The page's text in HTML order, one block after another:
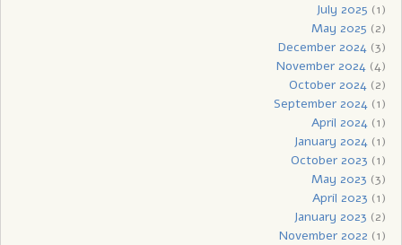
July 2025 (1)
May 2025 (2)
December 2024(3)
November 2024(4)
October 2024(2)
September 2024(1)
April 2024(1)
January 2024(1)
October 2023 (1)
May 2023 (3)
April 2023 (1)
January 2023 (2)
November 2022 (1)